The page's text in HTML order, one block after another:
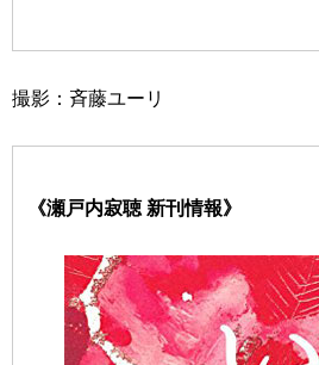
撮影：斉藤ユーリ
《瀬戸内寂聴 新刊情報》